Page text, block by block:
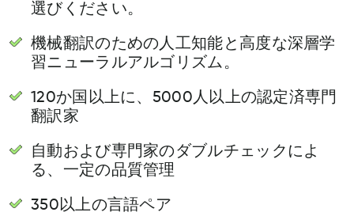
選びください。
機械翻訳のための人工知能と高度な深層学
習ニューラルアルゴリズム。
120か国以上に、5000人以上の認定済専門
翻訳家
自動および専門家のダブルチェックによ
る、一定の品質管理
350以上の言語ペア